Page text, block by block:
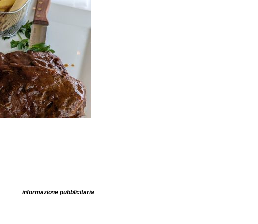
informazione pubblicitaria